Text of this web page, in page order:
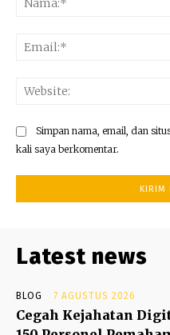
Simpan nama, email, dan
kali saya berkomentar.
Latest news
BLOG 7 AGUSTUS 2026
Cegah Kejahatan